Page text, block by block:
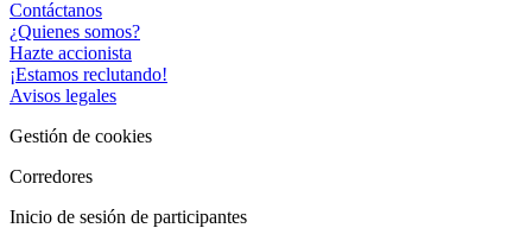
Contáctanos
¿Quienes somos?
Hazte accionista
¡Estamos reclutando!
Avisos legales
Gestión de cookies
Corredores
Inicio de sesión de participantes